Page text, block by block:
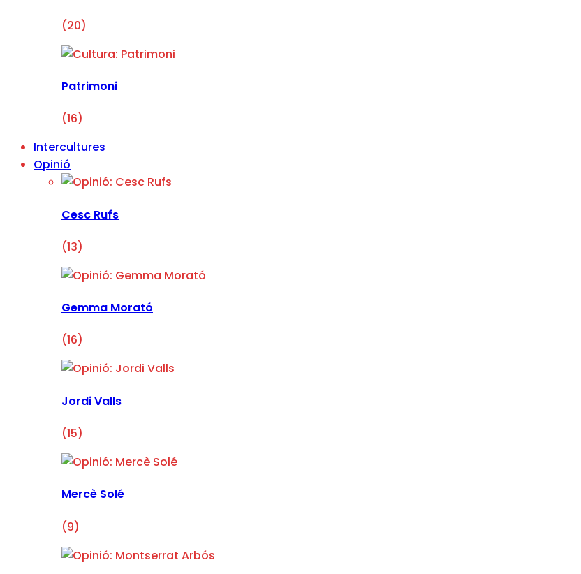
(20)
Patrimoni
(16)
Intercultures
Opinió
Cesc Rufs
(13)
Gemma Morató
(16)
Jordi Valls
(15)
Mercè Solé
(9)